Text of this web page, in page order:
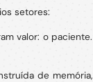
setores:
valor: o paciente.
de memória,